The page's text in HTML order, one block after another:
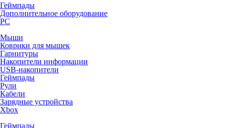
Геймпады
Дополнительное оборудование
PC
Мыши
Коврики для мышек
Гарнитуры
Накопители информации
USB-накопители
Геймпады
Рули
Кабели
Зарядные устройства
Xbox
Геймпады